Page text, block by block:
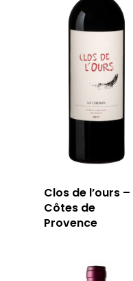
Clos de l’ours –
Côtes de
Provence